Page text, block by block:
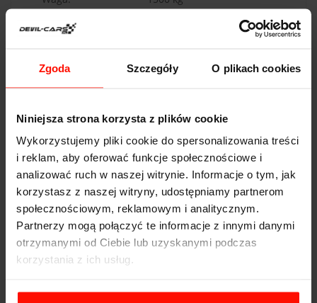
Zgoda Szczegóły O plikach cookies
Niniejsza strona korzysta z plików cookie
Wykorzystujemy pliki cookie do spersonalizowania treści
i reklam, aby oferować funkcje społecznościowe i
analizować ruch w naszej witrynie. Informacje o tym, jak
korzystasz z naszej witryny, udostępniamy partnerom
społecznościowym, reklamowym i analitycznym.
Partnerzy mogą połączyć te informacje z innymi danymi
otrzymanymi od Ciebie lub uzyskanymi podczas
korzystania z ich usług.
Napęd:
Skrzynia biegów:
6-biegowa
WAŻNOŚĆ
Voucher jest ważny 365 dni od daty zakupu. Voucher
opłacony kartą podarunkową ma taką samą ważność co
karta. Przejazdy są realizowane w sezonie od maja do
października.